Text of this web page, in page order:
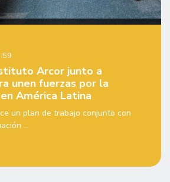
Arcor junto a
unen fuerzas por la
América Latina
un plan de trabajo conjunto con
...